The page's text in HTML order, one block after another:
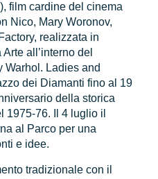
film cardine del cinema
Nico, Mary Woronov,
realizzata in
all’interno del
Warhol. Ladies and
dei Diamanti fino al 19
della storica
1975-76. Il 4 luglio il
al Parco per una
e idee.
tradizionale con il